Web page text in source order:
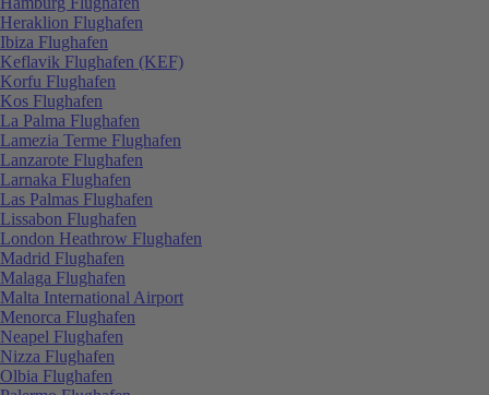
Heraklion Flughafen
Ibiza Flughafen
Keflavik Flughafen (KEF)
Korfu Flughafen
Kos Flughafen
La Palma Flughafen
Lamezia Terme Flughafen
Lanzarote Flughafen
Larnaka Flughafen
Las Palmas Flughafen
Lissabon Flughafen
London Heathrow Flughafen
Madrid Flughafen
Malaga Flughafen
Malta International Airport
Menorca Flughafen
Neapel Flughafen
Nizza Flughafen
Olbia Flughafen